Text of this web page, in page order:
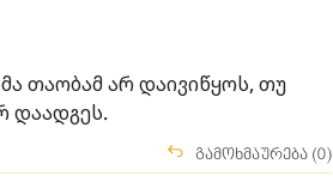
თაობამ არ დაივიწყოს, თუ
დაადგეს.
გამოხმაურება (0)